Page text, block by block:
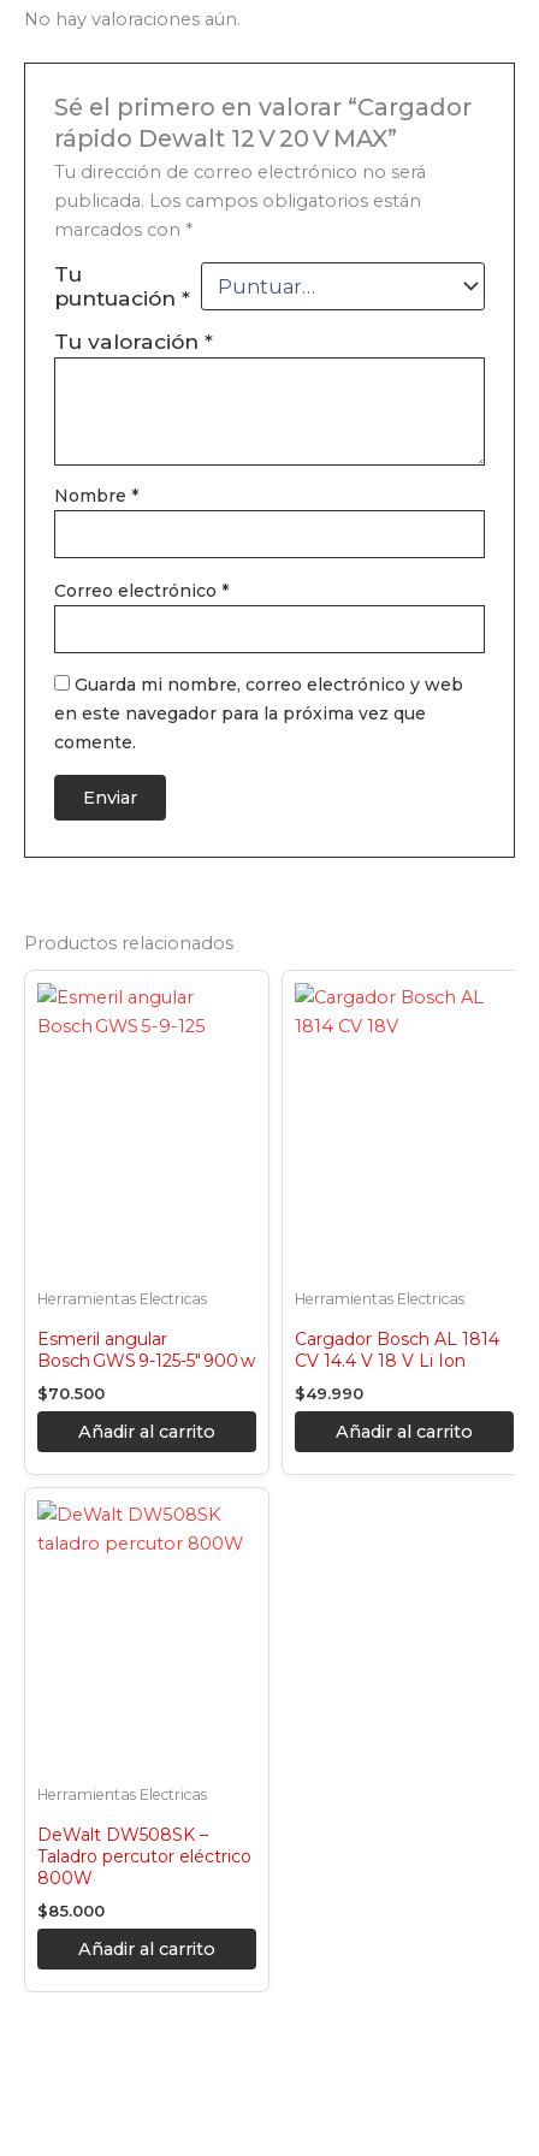
No hay valoraciones aún.
Sé el primero en valorar “Cargador
rápido Dewalt 12 V 20 V MAX”
Tu dirección de correo electrónico no será
publicada. Los campos obligatorios están
marcados con *
Tu
puntuación*
Tu valoración*
Nombre*
Correo electrónico*
Guarda mi nombre, correo electrónico y web
en este navegador para la próxima vez que
comente.
Productos relacionados
Herramientas Electricas
Esmeril angular
Bosch GWS 9-125-5″ 900 w
$70.500
Añadir al carrito
Herramientas Electricas
Cargador Bosch AL 1814
CV 14.4 V 18 V Li Ion
$49.990
Añadir al carrito
Herramientas Electricas
DeWalt DW508SK –
Taladro percutor eléctrico
800W
$85.000
Añadir al carrito